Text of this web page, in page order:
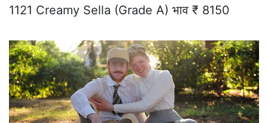
1121 Creamy Sella (Grade A) भाव ₹ 8150